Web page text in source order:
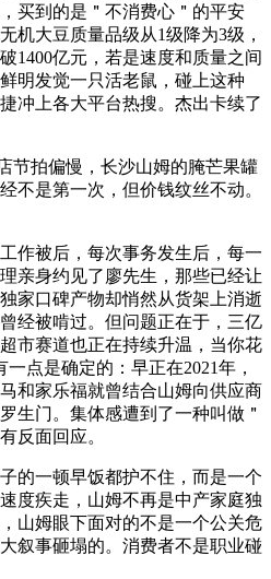
买到的是＂不消费心＂的平安
机大豆质量品级从1级降为3级，
1400亿元，若是速度和质量之间
明发觉一只活老鼠，碰上这种
冲上各大平台热搜。杰出卡续了
拍偏慢，长沙山姆的腌芒果罐
不是第一次，但价钱纹丝不动。
被后，每次事务发生后，每一
亲身约见了廖先生，那些已经让
家口碑产物却悄然从货架上消逝
经被啃过。但问题正在于，三亿
市赛道也正在持续升温，当你花
点是确定的：早正在2021年，
和家乐福就曾结合山姆向供应商
生门。集体感遭到了一种叫做＂
反面回应。
一顿早饭都护不住，而是一个
度疾走，山姆不再是中产家庭独
山姆眼下面对的不是一个公关危
叙事砸塌的。消费者不是职业碰